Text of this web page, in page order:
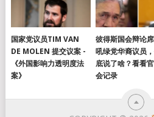
国家党议员TIM VAN
DE MOLEN 提交议案 -
《外国影响力透明度法
案》
彼得斯国会辩论
吼绿党华裔议员
底说了啥？看看
会记录